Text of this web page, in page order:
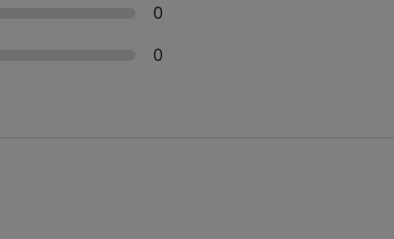
0
0